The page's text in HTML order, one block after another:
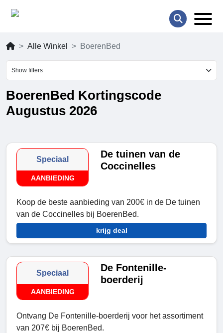
Alle Winkel BoerenBed
Show filters
BoerenBed Kortingscode
Augustus 2026
Speciaal
AANBIEDING
De tuinen van de
Coccinelles
Koop de beste aanbieding van 200€ in de De tuinen
van de Coccinelles bij BoerenBed.
krijg deal
Speciaal
AANBIEDING
De Fontenille-
boerderij
Ontvang De Fontenille-boerderij voor het assortiment
van 207€ bij BoerenBed.